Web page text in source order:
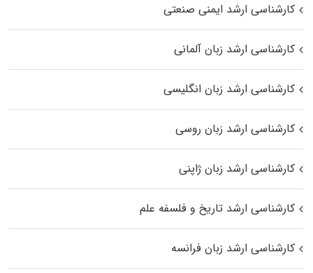
کارشناسی ارشد ایمنی صنعتی
کارشناسی ارشد زبان آلمانی
کارشناسی ارشد زبان انگلیسی
کارشناسی ارشد زبان روسی
کارشناسی ارشد زبان ژاپنی
کارشناسی ارشد تاریخ و فلسفه علم
کارشناسی ارشد زبان فرانسه